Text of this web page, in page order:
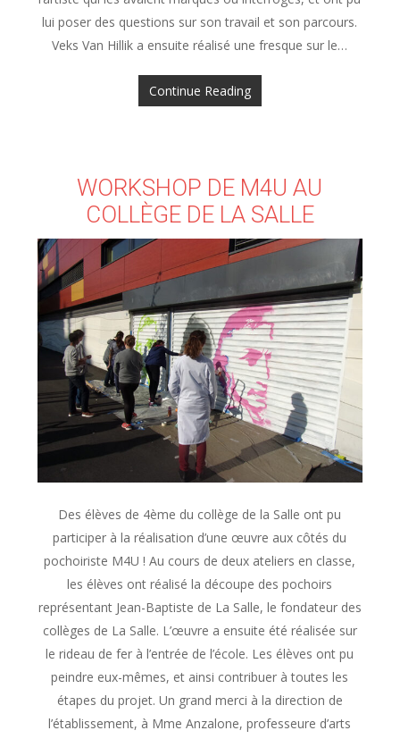
lui poser des questions sur son travail et son parcours.
Veks Van Hillik a ensuite réalisé une fresque sur le…
Continue Reading
WORKSHOP DE M4U AU
COLLÈGE DE LA SALLE
Des élèves de 4ème du collège de la Salle ont pu
participer à la réalisation d’une œuvre aux côtés du
pochoiriste M4U ! Au cours de deux ateliers en classe,
les élèves ont réalisé la découpe des pochoirs
représentant Jean-Baptiste de La Salle, le fondateur des
collèges de La Salle. L’œuvre a ensuite été réalisée sur
le rideau de fer à l’entrée de l’école. Les élèves ont pu
peindre eux-mêmes, et ainsi contribuer à toutes les
étapes du projet. Un grand merci à la direction de
l’établissement, à Mme Anzalone, professeure d’arts